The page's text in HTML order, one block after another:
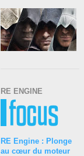
RE ENGINE
RE Engine : Plonge
au cœur du moteur